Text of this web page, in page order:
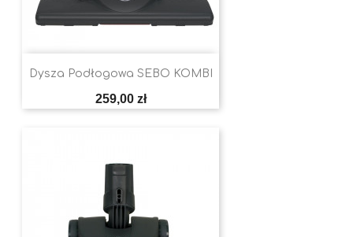
Dysza Podłogowa SEBO KOMBI
Cena
259,00 zł